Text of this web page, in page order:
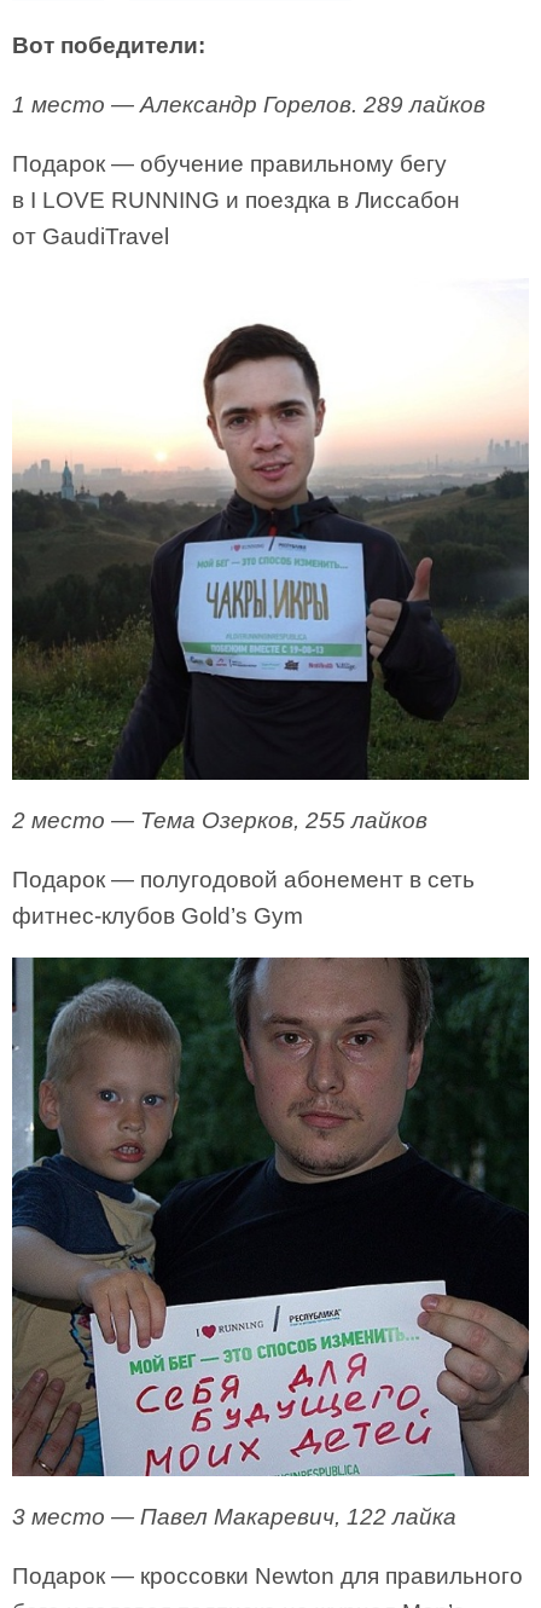
Вот победители:
1 место — Александр Горелов. 289 лайков
Подарок — обучение правильному бегу
в I LOVE RUNNING и поездка в Лиссабон
от GaudiTravel
2 место — Тема Озерков, 255 лайков
Подарок — полугодовой абонемент в сеть
фитнес-клубов Gold’s Gym
3 место — Павел Макаревич, 122 лайка
Подарок — кроссовки Newton для правильного